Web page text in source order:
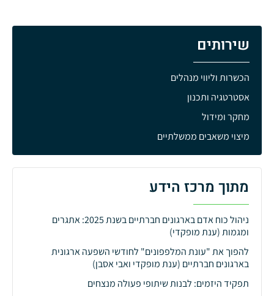
שירותים
הכשרות וליווי מנהלים
אסטרטגיה ותכנון
מחקר ומידול
מיצוי משאבים ממשלתיים
מתוך מרכז הידע
ניהול כוח אדם בארגונים חברתיים בשנת 2025: אתגרים
ומגמות (ענת מופקדי)
להפוך את "עונת המלפפונים" לחודשי השפעה ארגונית
בארגונים חברתיים (ענת מופקדי ואבי אסבן)
תפקיד היזמים: לבנות שיתופי פעולה מנצחים